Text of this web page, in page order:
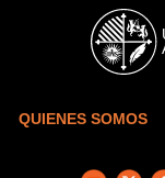
Skip to main content
QUIENES SOMOS